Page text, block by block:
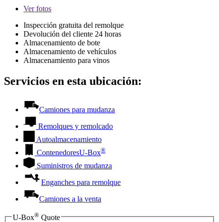
Verfotos
Inspección gratuita del remolque
Devolución del cliente 24 horas
Almacenamiento de bote
Almacenamiento de vehículos
Almacenamiento para vinos
Servicios en esta ubicación:
Camiones para mudanza
Remolques y remolcado
Autoalmacenamiento
ContenedoresU-Box®
Suministros de mudanza
Enganches para remolque
Camiones a la venta
U-Box® Quote